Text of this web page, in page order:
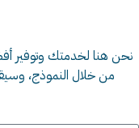
نحن هنا لخدمتك وتوفير
من خلال النموذج،